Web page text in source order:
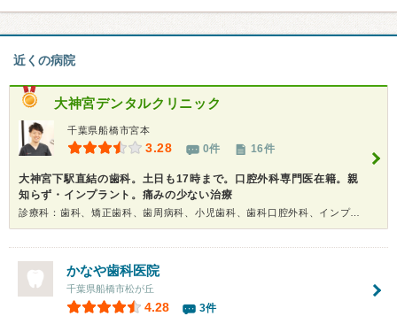
近くの病院
大神宮デンタルクリニック
千葉県船橋市宮本
3.28 0件 16件
大神宮下駅直結の歯科。土日も17時まで。口腔外科専門医在籍。親
知らず・インプラント。痛みの少ない治療
診療科：歯科、矯正歯科、歯周病科、小児歯科、歯科口腔外科、インプラント、ホワイトニング
かなや歯科医院
千葉県船橋市松が丘
4.28 3件